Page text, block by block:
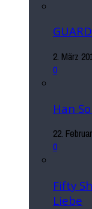
2. März
0
Han
22.
0
Fifty
Liebe